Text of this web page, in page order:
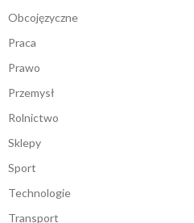
Obcojęzyczne
Praca
Prawo
Przemysł
Rolnictwo
Sklepy
Sport
Technologie
Transport